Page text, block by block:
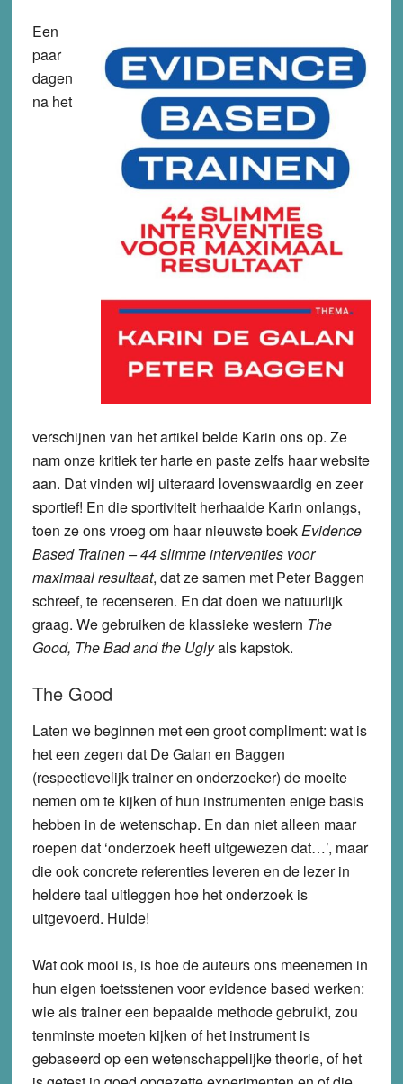
Een
paar
dagen
na het
verschijnen van het artikel belde Karin ons op. Ze
nam onze kritiek ter harte en paste zelfs haar website
aan. Dat vinden wij uiteraard lovenswaardig en zeer
sportief! En die sportiviteit herhaalde Karin onlangs,
toen ze ons vroeg om haar nieuwste boekEvidence
Based Trainen – 44 slimme interventies voor
maximaal resultaat, dat ze samen met Peter Baggen
schreef, te recenseren. En dat doen we natuurlijk
graag. We gebruiken de klassieke western The
Good, The Bad and the Uglyals kapstok.
The Good
Laten we beginnen met een groot compliment: wat is
het een zegen dat De Galan en Baggen
(respectievelijk trainer en onderzoeker) de moeite
nemen om te kijken of hun instrumenten enige basis
hebben in de wetenschap. En dan niet alleen maar
roepen dat ‘onderzoek heeft uitgewezen dat…’, maar
die ook concrete referenties leveren en de lezer in
heldere taal uitleggen hoe het onderzoek is
uitgevoerd. Hulde!
Wat ook mooi is, is hoe de auteurs ons meenemen in
hun eigen toetsstenen voor evidence based werken:
wie als trainer een bepaalde methode gebruikt, zou
tenminste moeten kijken of het instrument is
gebaseerd op een wetenschappelijke theorie, of het